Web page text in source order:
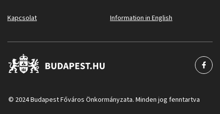
Kapcsolat Information in English
© 2024 Budapest Főváros Önkormányzata. Minden jog fenntartva